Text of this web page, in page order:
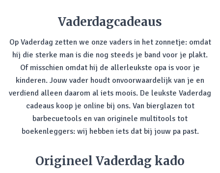
Vaderdagcadeaus
Op Vaderdag zetten we onze vaders in het zonnetje: omdat
hij die sterke man is die nog steeds je band voor je plakt.
Of misschien omdat hij de allerleukste opa is voor je
kinderen. Jouw vader houdt onvoorwaardelijk van je en
verdiend alleen daarom al iets moois. De leukste Vaderdag
cadeaus koop je online bij ons. Van bierglazen tot
barbecuetools en van originele multitools tot
boekenleggers: wij hebben iets dat bij jouw pa past.
Origineel Vaderdag kado